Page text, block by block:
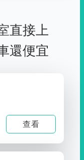
直接上
還便宜
查看